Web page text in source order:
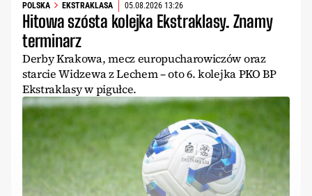
POLSKA EKSTRAKLASA 05.08.2026 13:26
Hitowa szósta kolejka Ekstraklasy. Znamy
terminarz
Derby Krakowa, mecz europucharowiczów oraz
starcie Widzewa z Lechem – oto 6. kolejka PKO BP
Ekstraklasy w pigułce.